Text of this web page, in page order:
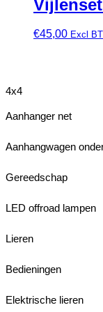
€45,00 Excl
4x4
Aanhanger net
Aanhangwagen
Gereedschap
LED offroad lampen
Lieren
Bedieningen
Elektrische lieren